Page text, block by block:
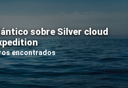
sobre Silver cloud
encontrados
Compañías